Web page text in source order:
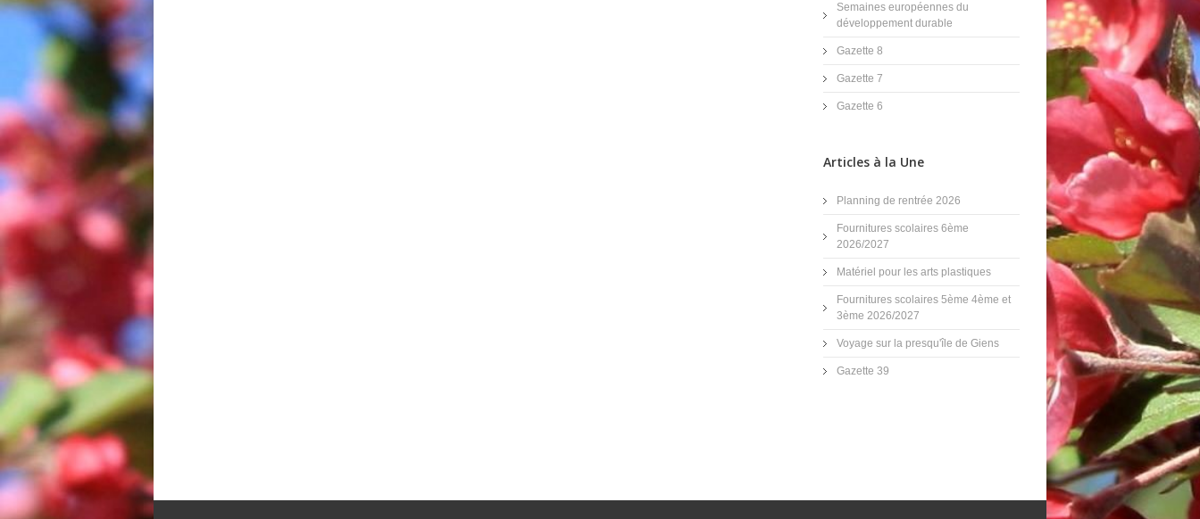
Semaines européennes du
développement durable
Gazette 8
Gazette 7
Gazette 6
Articles à la Une
Planning de rentrée 2026
Fournitures scolaires 6ème
2026/2027
Matériel pour les arts plastiques
Fournitures scolaires 5ème 4ème et
3ème 2026/2027
Voyage sur la presqu'île de Giens
Gazette 39